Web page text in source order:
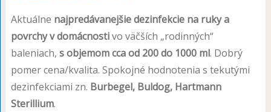
Aktuálne najpredávanejšie dezinfekcie na ruky a
povrchy v domácnostivo väčších „rodinných“
baleniach, s objemom cca od 200 do 1000 ml. Dobrý
pomer cena/kvalita. Spokojné hodnotenia s tekutými
dezinfekciami zn. Burbegel, Buldog, Hartmann
Sterillium.